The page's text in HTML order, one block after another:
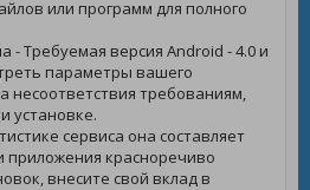
или программ для полного
- Требуемая версия Android - 4.0 и
параметры вашего
несоответствия требованиям,
установке.
сервиса она составляет
приложения красноречиво
внесите свой вклад в